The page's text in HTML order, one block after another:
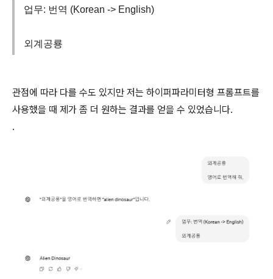
업무: 번역 (Korean -> English)
외계공룡
관점에 따라 다를 수도 있지만 저는 하이퍼파라미터형 프롬프트를
사용했을 때 제가 좀 더 원하는 결과를 얻을 수 있었습니다.
.